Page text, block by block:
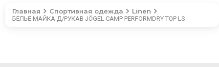
Главная Спортивная одежда Linen
БЕЛЬЕ МАЙКА Д/РУКАВ JÖGEL CAMP PERFORMDRY TOP LS